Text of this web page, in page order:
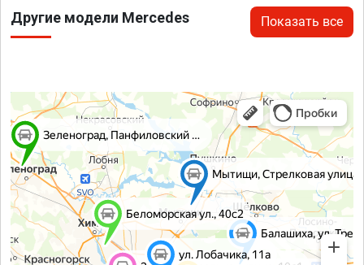
Другие модели Mercedes Показать все